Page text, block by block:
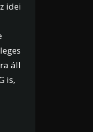
idei
áll
is,